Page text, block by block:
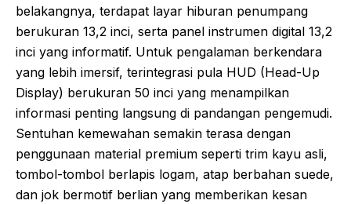
belakangnya, terdapat layar hiburan penumpang
berukuran 13,2 inci, serta panel instrumen digital 13,2
inci yang informatif. Untuk pengalaman berkendara
yang lebih imersif, terintegrasi pula HUD (Head-Up
Display) berukuran 50 inci yang menampilkan
informasi penting langsung di pandangan pengemudi.
Sentuhan kemewahan semakin terasa dengan
penggunaan material premium seperti trim kayu asli,
tombol-tombol berlapis logam, atap berbahan suede,
dan jok bermotif berlian yang memberikan kesan